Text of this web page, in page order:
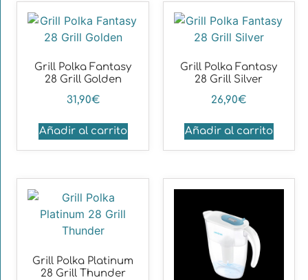
Grill Polka Fantasy
28 Grill Golden
31,90€
Añadir al carrito
Grill Polka Fantasy
28 Grill Silver
26,90€
Añadir al carrito
Grill Polka Platinum
28 Grill Thunder